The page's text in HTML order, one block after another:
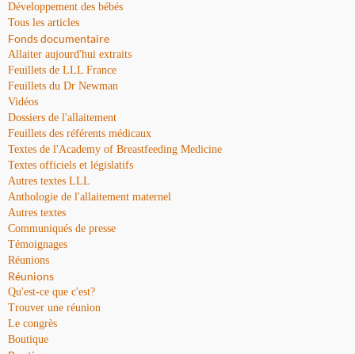
Développement des bébés
Tous les articles
Fonds documentaire
Allaiter aujourd'hui extraits
Feuillets de LLL France
Feuillets du Dr Newman
Vidéos
Dossiers de l'allaitement
Feuillets des référents médicaux
Textes de l'Academy of Breastfeeding Medicine
Textes officiels et législatifs
Autres textes LLL
Anthologie de l'allaitement maternel
Autres textes
Communiqués de presse
Témoignages
Réunions
Réunions
Qu'est-ce que c'est?
Trouver une réunion
Le congrès
Boutique